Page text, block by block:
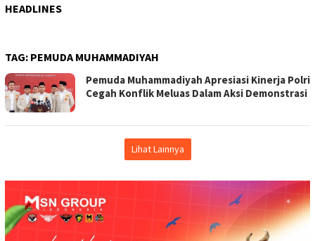
HEADLINES
TAG: PEMUDA MUHAMMADIYAH
Pemuda Muhammadiyah Apresiasi Kinerja Polri
Cegah Konflik Meluas Dalam Aksi Demonstrasi
Lihat Lainnya